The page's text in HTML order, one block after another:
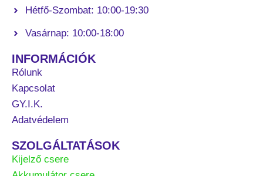
Hétfő-Szombat: 10:00-19:30
Vasárnap: 10:00-18:00
INFORMÁCIÓK
Rólunk
Kapcsolat
GY.I.K.
Adatvédelem
SZOLGÁLTATÁSOK
Kijelző csere